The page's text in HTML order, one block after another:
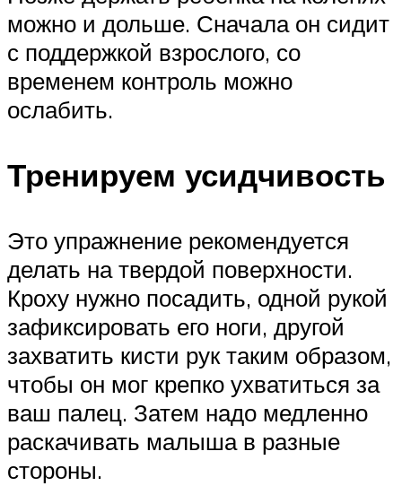
можно и дольше. Сначала он сидит
с поддержкой взрослого, со
временем контроль можно
ослабить.
Тренируем усидчивость
Это упражнение рекомендуется
делать на твердой поверхности.
Кроху нужно посадить, одной рукой
зафиксировать его ноги, другой
захватить кисти рук таким образом,
чтобы он мог крепко ухватиться за
ваш палец. Затем надо медленно
раскачивать малыша в разные
стороны.